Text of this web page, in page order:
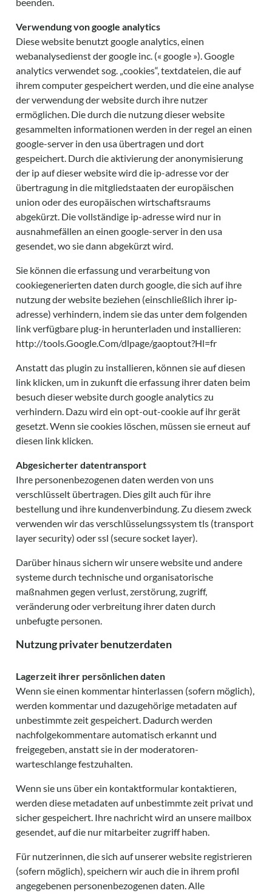
Verwendung von google analytics
Diese website benutzt google analytics, einen
webanalysedienst der google inc. (« google »). Google
analytics verwendet sog. „cookies“, textdateien, die auf
ihrem computer gespeichert werden, und die eine analyse
der verwendung der website durch ihre nutzer
ermöglichen. Die durch die nutzung dieser website
gesammelten informationen werden in der regel an einen
google-server in den usa übertragen und dort
gespeichert. Durch die aktivierung der anonymisierung
der ip auf dieser website wird die ip-adresse vor der
übertragung in die mitgliedstaaten der europäischen
union oder des europäischen wirtschaftsraums
abgekürzt. Die vollständige ip-adresse wird nur in
ausnahmefällen an einen google-server in den usa
gesendet, wo sie dann abgekürzt wird.
Sie können die erfassung und verarbeitung von
cookiegenerierten daten durch google, die sich auf ihre
nutzung der website beziehen (einschließlich ihrer ip-
adresse) verhindern, indem sie das unter dem folgenden
link verfügbare plug-in herunterladen und installieren:
http://tools.Google.Com/dlpage/gaoptout?Hl=fr
Anstatt das plugin zu installieren, können sie auf diesen
link klicken, um in zukunft die erfassung ihrer daten beim
besuch dieser website durch google analytics zu
verhindern. Dazu wird ein opt-out-cookie auf ihr gerät
gesetzt. Wenn sie cookies löschen, müssen sie erneut auf
diesen link klicken.
Abgesicherter datentransport
Ihre personenbezogenen daten werden von uns
verschlüsselt übertragen. Dies gilt auch für ihre
bestellung und ihre kundenverbindung. Zu diesem zweck
verwenden wir das verschlüsselungssystem tls (transport
layer security) oder ssl (secure socket layer).
Darüber hinaus sichern wir unsere website und andere
systeme durch technische und organisatorische
maßnahmen gegen verlust, zerstörung, zugriff,
veränderung oder verbreitung ihrer daten durch
unbefugte personen.
Nutzung privater benutzerdaten
Lagerzeit ihrer persönlichen daten
Wenn sie einen kommentar hinterlassen (sofern möglich),
werden kommentar und dazugehörige metadaten auf
unbestimmte zeit gespeichert. Dadurch werden
nachfolgekommentare automatisch erkannt und
freigegeben, anstatt sie in der moderatoren-
warteschlange festzuhalten.
Wenn sie uns über ein kontaktformular kontaktieren,
werden diese metadaten auf unbestimmte zeit privat und
sicher gespeichert. Ihre nachricht wird an unsere mailbox
gesendet, auf die nur mitarbeiter zugriff haben.
Für nutzerinnen, die sich auf unserer website registrieren
(sofern möglich), speichern wir auch die in ihrem profil
angegebenen personenbezogenen daten. Alle